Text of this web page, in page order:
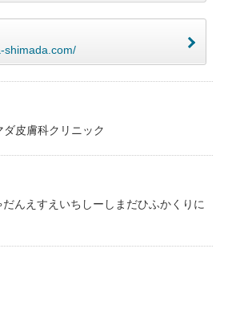
shimada.com/
皮膚科クリニック
んえすえいちしーしまだひふかくりに